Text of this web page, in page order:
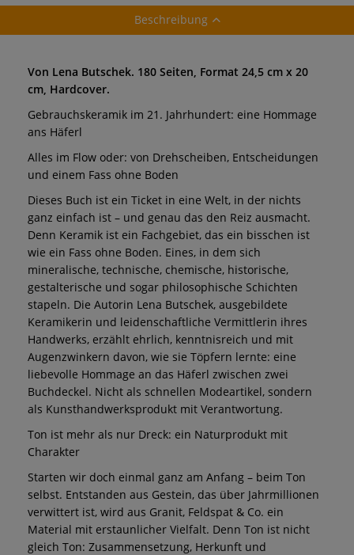
Beschreibung
Von Lena Butschek. 180 Seiten, Format 24,5 cm x 20
cm, Hardcover.
Gebrauchskeramik im 21. Jahrhundert: eine Hommage
ans Häferl
Alles im Flow oder: von Drehscheiben, Entscheidungen
und einem Fass ohne Boden
Dieses Buch ist ein Ticket in eine Welt, in der nichts
ganz einfach ist – und genau das den Reiz ausmacht.
Denn Keramik ist ein Fachgebiet, das ein bisschen ist
wie ein Fass ohne Boden. Eines, in dem sich
mineralische, technische, chemische, historische,
gestalterische und sogar philosophische Schichten
stapeln. Die Autorin Lena Butschek, ausgebildete
Keramikerin und leidenschaftliche Vermittlerin ihres
Handwerks, erzählt ehrlich, kenntnisreich und mit
Augenzwinkern davon, wie sie Töpfern lernte: eine
liebevolle Hommage an das Häferl zwischen zwei
Buchdeckel. Nicht als schnellen Modeartikel, sondern
als Kunsthandwerksprodukt mit Verantwortung.
Ton ist mehr als nur Dreck: ein Naturprodukt mit
Charakter
Starten wir doch einmal ganz am Anfang – beim Ton
selbst. Entstanden aus Gestein, das über Jahrmillionen
verwittert ist, wird aus Granit, Feldspat & Co. ein
Material mit erstaunlicher Vielfalt. Denn Ton ist nicht
gleich Ton: Zusammensetzung, Herkunft und